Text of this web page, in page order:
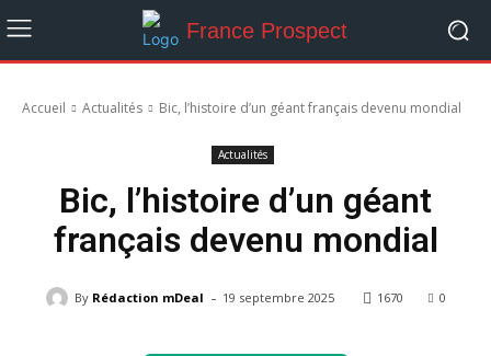
France Prospect
Accueil Actualités Bic, l’histoire d’un géant français devenu mondial
Actualités
Bic, l’histoire d’un géant
français devenu mondial
By Rédaction mDeal - 19 septembre 2025 1670 0